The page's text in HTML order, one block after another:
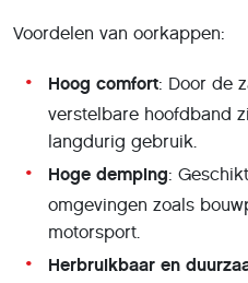
Voordelen van oorkappen:
Hoog comfort: Door de
verstelbare hoofdband
langdurig gebruik.
Hoge demping:
omgevingen zoals
motorsport.
Herbruikbaar en